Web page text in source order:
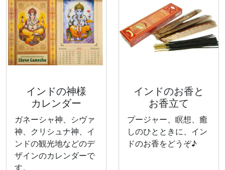
インドの神様
カレンダー
ガネーシャ神、シヴァ
神、クリシュナ神、イ
ンドの観光地などのデ
ザインのカレンダーで
す。
インドのお香と
お香立て
プージャー、瞑想、癒
しのひとときに、イン
ドのお香をどうぞ♪